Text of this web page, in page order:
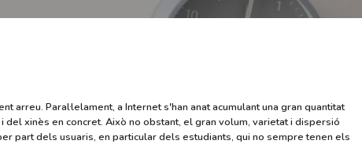
Paral·lelament, a Internet s'han anat acumulant una gran quantitat
xinès en concret. Això no obstant, el gran volum, varietat i dispersió
part dels usuaris, en particular dels estudiants, qui no sempre tenen els